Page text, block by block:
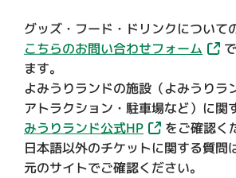
グッズ・フード・ドリンクについて
こちらのお問い合わせフォーム
ます。
よみうりランドの施設（よみうりラ
アトラクション・駐車場など）に関
みうりランド公式HP をご確認く
日本語以外のチケットに関する質問
元のサイトでご確認ください。